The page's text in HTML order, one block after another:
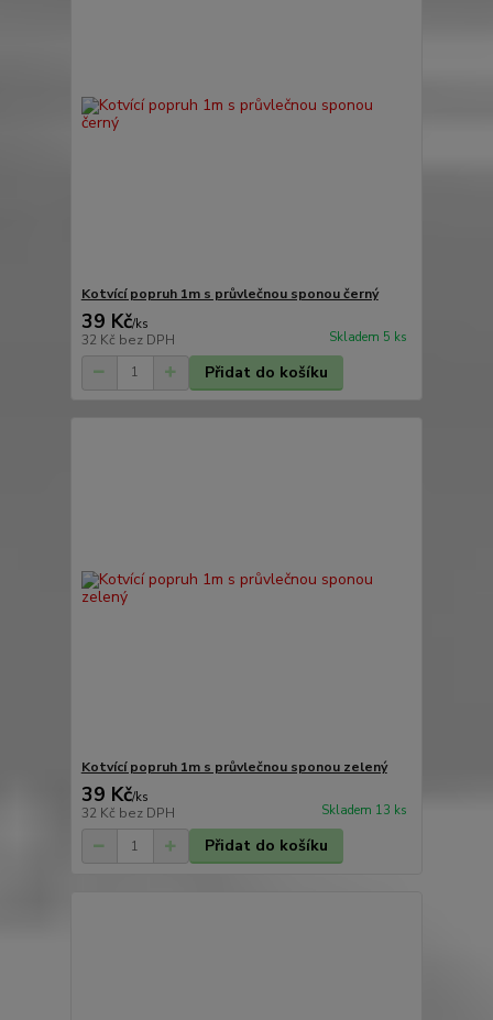
Kotvící popruh 1m s průvlečnou sponou černý
39 Kč/ks
32 Kč bez DPH Skladem 5 ks
Přidat do košíku
Kotvící popruh 1m s průvlečnou sponou zelený
39 Kč/ks
32 Kč bez DPH Skladem 13 ks
Přidat do košíku